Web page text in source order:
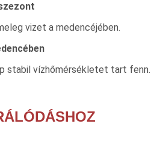
vizet a medencéjében.
stabil vízhőmérsékletet tart fenn.